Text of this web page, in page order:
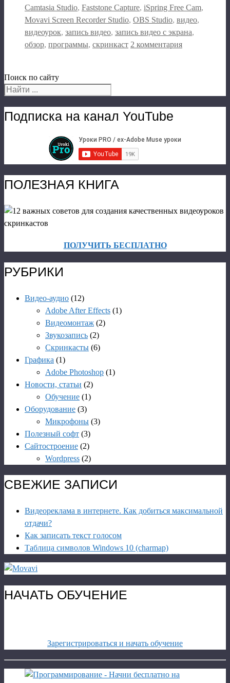
Camtasia Studio, Faststone Capture, iSpring Free Cam,
Movavi Screen Recorder Studio, OBS Studio, видео,
видеоурок, запись видео, запись видео с экрана,
обзор, программы, скринкаст 2 комментария
Поиск по сайту
Подписка на канал YouTube
ПОЛЕЗНАЯ КНИГА
ПОЛУЧИТЬ БЕСПЛАТНО
РУБРИКИ
Видео-аудио (12)
Adobe After Effects (1)
Видеомонтаж (2)
Звукозапись (2)
Скринкасты (6)
Графика (1)
Adobe Photoshop (1)
Новости, статьи (2)
Обучение (1)
Оборудование (3)
Микрофоны (3)
Полезный софт (3)
Сайтостроение (2)
Wordpress (2)
СВЕЖИЕ ЗАПИСИ
Видеореклама в интернете. Как добиться максимальной
отдачи?
Как записать текст голосом
Таблица символов Windows 10 (charmap)
НАЧАТЬ ОБУЧЕНИЕ
Зарегистрироваться и начать обучение